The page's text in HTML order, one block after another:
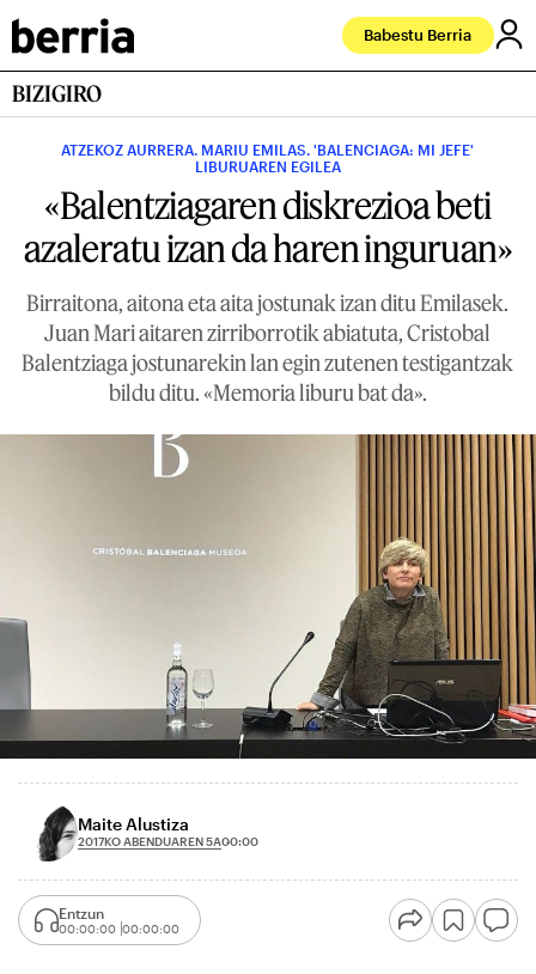
Babestu Berria
BIZIGIRO
ATZEKOZ AURRERA. MARIU EMILAS. 'BALENCIAGA: MI JEFE'
LIBURUAREN EGILEA
«Balentziagaren diskrezioa beti
azaleratu izan da haren inguruan»
Birraitona, aitona eta aita jostunak izan ditu Emilasek.
Juan Mari aitaren zirriborrotik abiatuta, Cristobal
Balentziaga jostunarekin lan egin zutenen testigantzak
bildu ditu. «Memoria liburu bat da».
Maite Alustiza
2017KO ABENDUAREN 5A00:00
Entzun
00:00:00 00:00:00